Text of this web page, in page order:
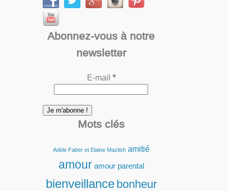
Abonnez-vous à notre
newsletter
E-mail *
Mots clés
Adèle Faber et Elaine Mazlish amitié
amour amour parental
bienveillance bonheur